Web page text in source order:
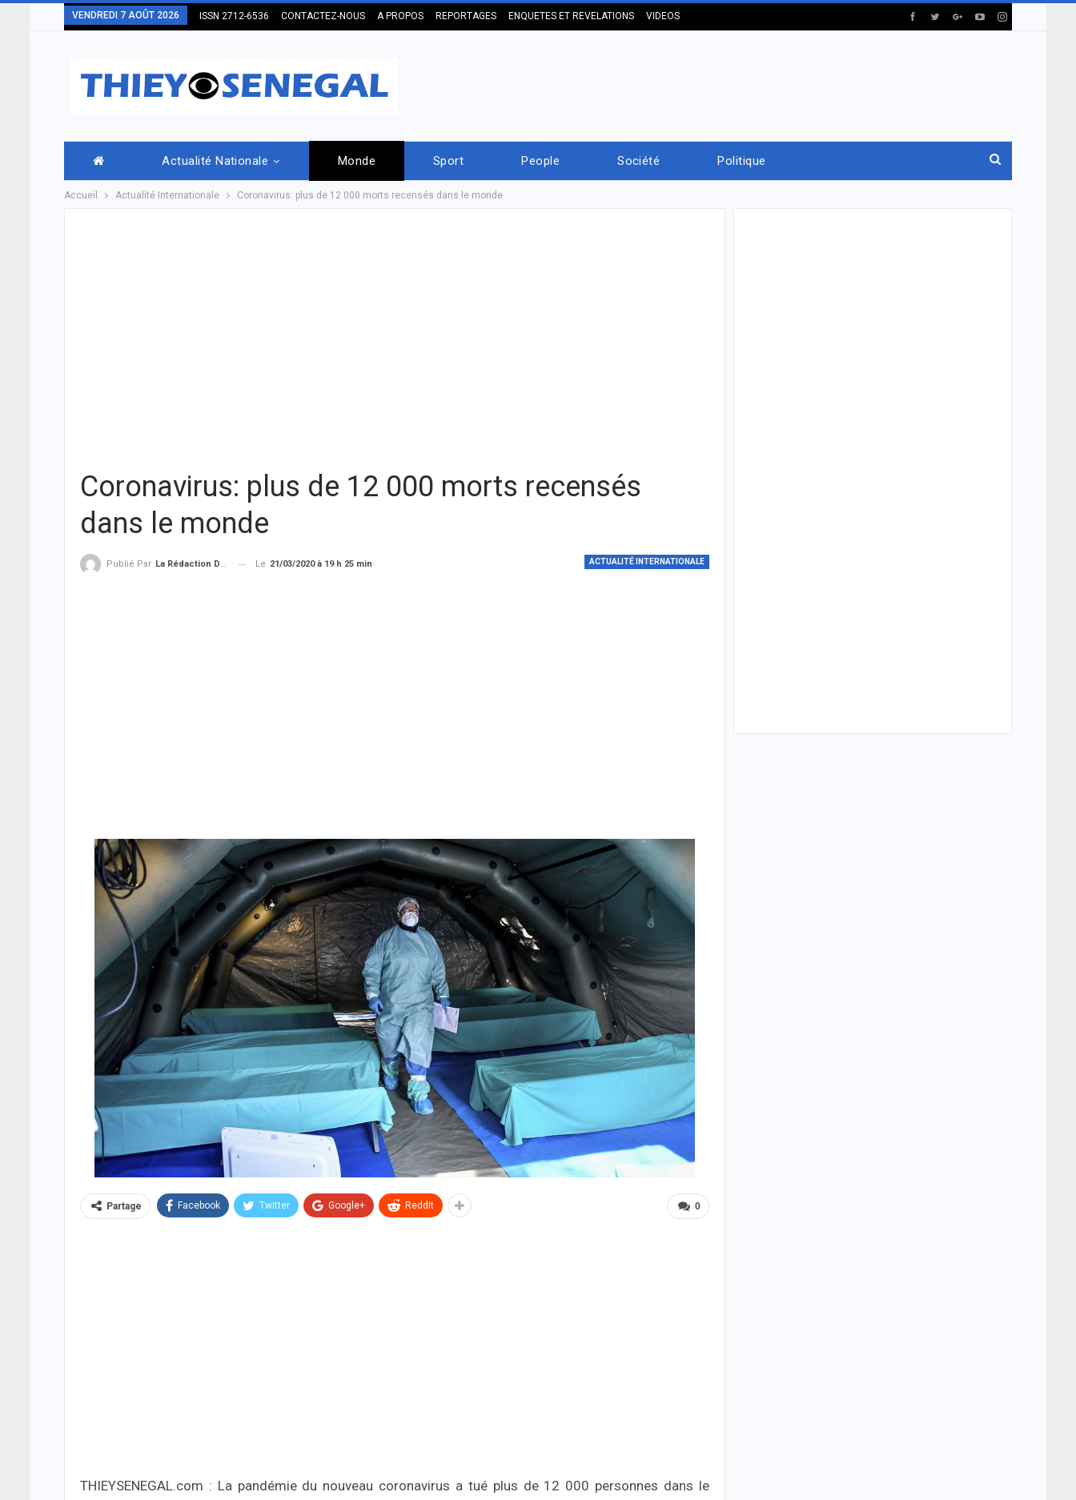
VENDREDI 7 AOÛT 2026 ISSN 2712-6536 CONTACTEZ-NOUS A PROPOS REPORTAGES ENQUETES ET REVELATIONS VIDEOS
Actualité Nationale Monde Sport People Société Politique
Accueil Actualité Internationale Coronavirus: plus de 12 000 morts recensés dans le monde
Coronavirus: plus de 12 000 morts recensés
dans le monde
ACTUALITÉ INTERNATIONALE
Publié Par La Rédaction De THIEYSENEGAL.com Le 21/03/2020 à 19 h 25 min
0
Partage Facebook Twitter Google+ ReddIt
THIEYSENEGAL.com : La pandémie du nouveau coronavirus a tué plus de 12 000 personnes dans le